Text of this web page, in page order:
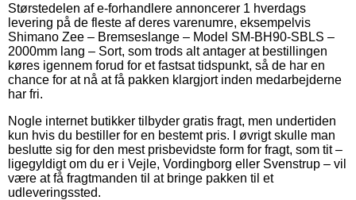
Størstedelen af e-forhandlere annoncerer 1 hverdags
levering på de fleste af deres varenumre, eksempelvis
Shimano Zee – Bremseslange – Model SM-BH90-SBLS –
2000mm lang – Sort, som trods alt antager at bestillingen
køres igennem forud for et fastsat tidspunkt, så de har en
chance for at nå at få pakken klargjort inden medarbejderne
har fri.
Nogle internet butikker tilbyder gratis fragt, men undertiden
kun hvis du bestiller for en bestemt pris. I øvrigt skulle man
beslutte sig for den mest prisbevidste form for fragt, som tit –
ligegyldigt om du er i Vejle, Vordingborg eller Svenstrup – vil
være at få fragtmanden til at bringe pakken til et
udleveringssted.